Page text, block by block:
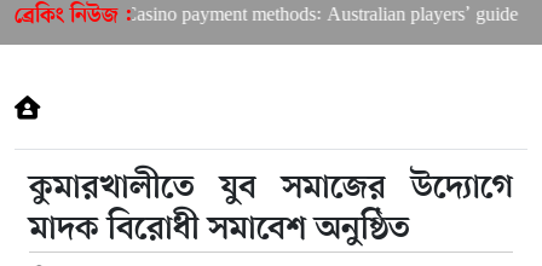
ব্রেকিং নিউজ :
Online Casino payment methods: Australian players’ guide
কুমারখালীতে যুব সমাজের উদ্যোগে
মাদক বিরোধী সমাবেশ অনুষ্ঠিত